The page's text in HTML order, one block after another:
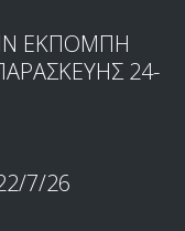
ΕΚΠΟΜΠΗ
24-
7/26